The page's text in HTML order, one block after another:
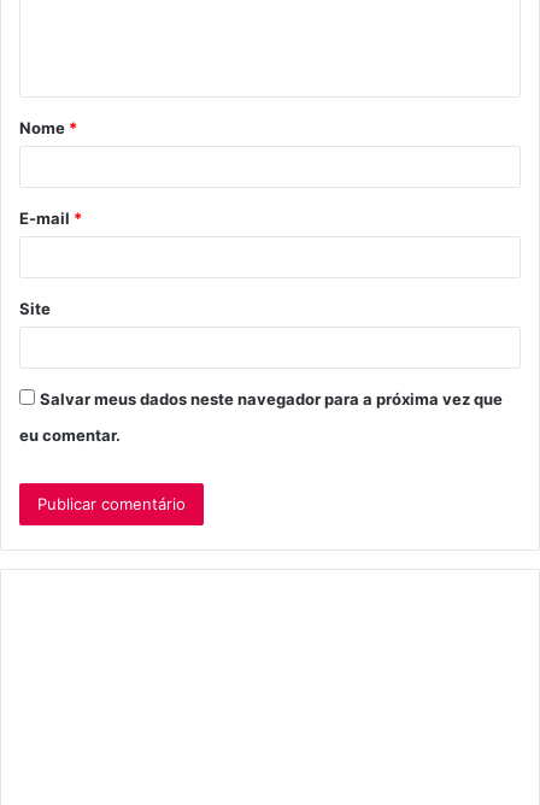
á
r
*
Nome *
E-mail *
Site
Salvar meus dados neste navegador para a próxima vez que
eu comentar.